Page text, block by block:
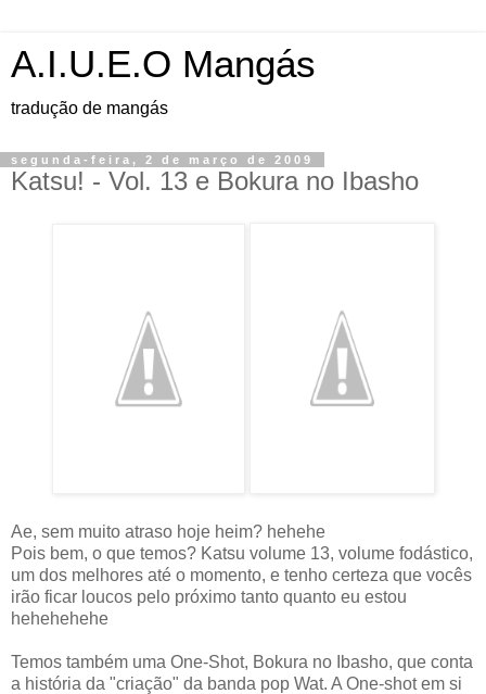
A.I.U.E.O Mangás
tradução de mangás
segunda-feira, 2 de março de 2009
Katsu! - Vol. 13 e Bokura no Ibasho
Ae, sem muito atraso hoje heim? hehehe
Pois bem, o que temos? Katsu volume 13, volume fodástico,
um dos melhores até o momento, e tenho certeza que vocês
irão ficar loucos pelo próximo tanto quanto eu estou
hehehehehe
Temos também uma One-Shot, Bokura no Ibasho, que conta
a história da "criação" da banda pop Wat. A One-shot em si